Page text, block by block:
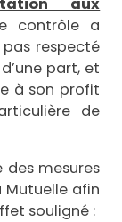
contrôle a
pas respecté
part, et
à son profit
de
des mesures
afin
souligné :